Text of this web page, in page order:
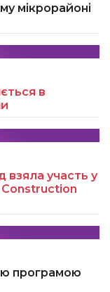
мікрорайоні
в
взяла участь у
програмою